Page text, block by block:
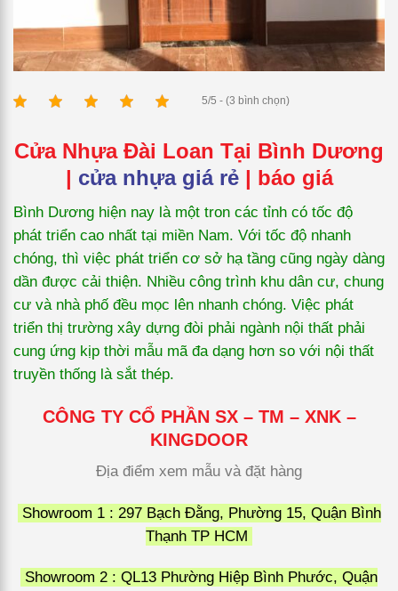
5/5 - (3 bình chọn)
Cửa Nhựa Đài Loan Tại Bình Dương
cửa nhựa giá rẻ| báo giá
Bình Dương hiện nay là một tron các tỉnh có tốc độ
phát triển cao nhất tại miền Nam. Với tốc độ nhanh
chóng, thì việc phát triển cơ sở hạ tầng cũng ngày dàng
dần được cải thiện. Nhiều công trình khu dân cư, chung
cư và nhà phố đều mọc lên nhanh chóng. Việc phát
triển thị trường xây dựng đòi phải ngành nội thất phải
cung ứng kịp thời mẫu mã đa dạng hơn so với nội thất
truyền thống là sắt thép.
CÔNG TY CỔ PHẦN SX – TM – XNK –
KINGDOOR
Địa điểm xem mẫu và đặt hàng
Showroom 1 : 297 Bạch Đằng, Phường 15, Quận Bình
Thạnh TP HCM
Showroom 2 : QL13 Phường Hiệp Bình Phước, Quận